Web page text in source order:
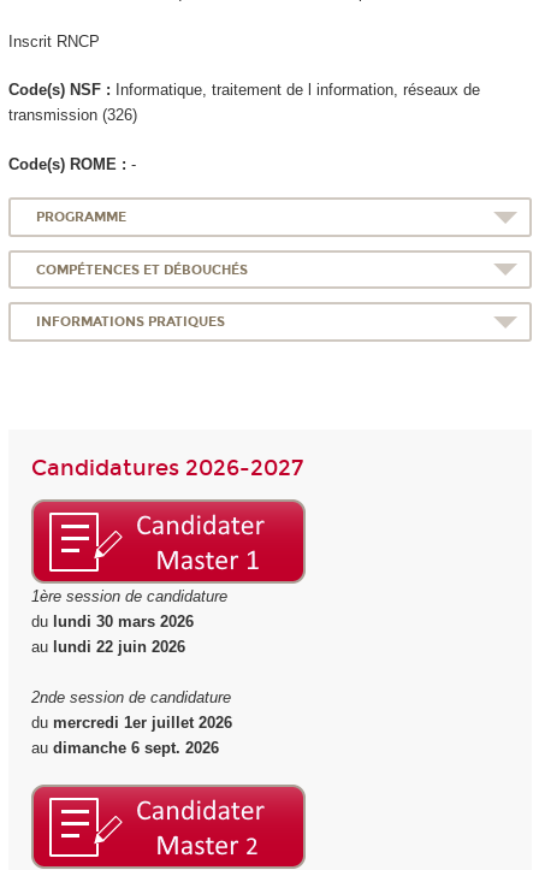
Inscrit RNCP
Code(s) NSF : Informatique, traitement de l information, réseaux de
transmission (326)
Code(s) ROME : -
PROGRAMME
COMPÉTENCES ET DÉBOUCHÉS
INFORMATIONS PRATIQUES
Candidatures 2026-2027
1ère session de candidature
dulundi 30 mars 2026
au lundi 22 juin 2026
2nde session de candidature
dumercredi 1er juillet 2026
au dimanche 6 sept. 2026